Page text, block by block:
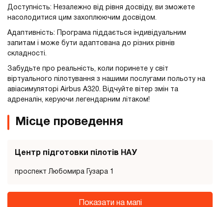
Доступність: Незалежно від рівня досвіду, ви зможете
насолодитися цим захоплюючим досвідом.
Адаптивність: Програма піддається індивідуальним
запитам і може бути адаптована до різних рівнів
складності.
Забудьте про реальність, коли поринете у світ
віртуального пілотування з нашими послугами польоту на
авіасимуляторі Airbus A320. Відчуйте вітер змін та
адреналін, керуючи легендарним літаком!
Місце проведення
Центр підготовки пілотів НАУ
проспект Любомира Гузара 1
Показати на мапі